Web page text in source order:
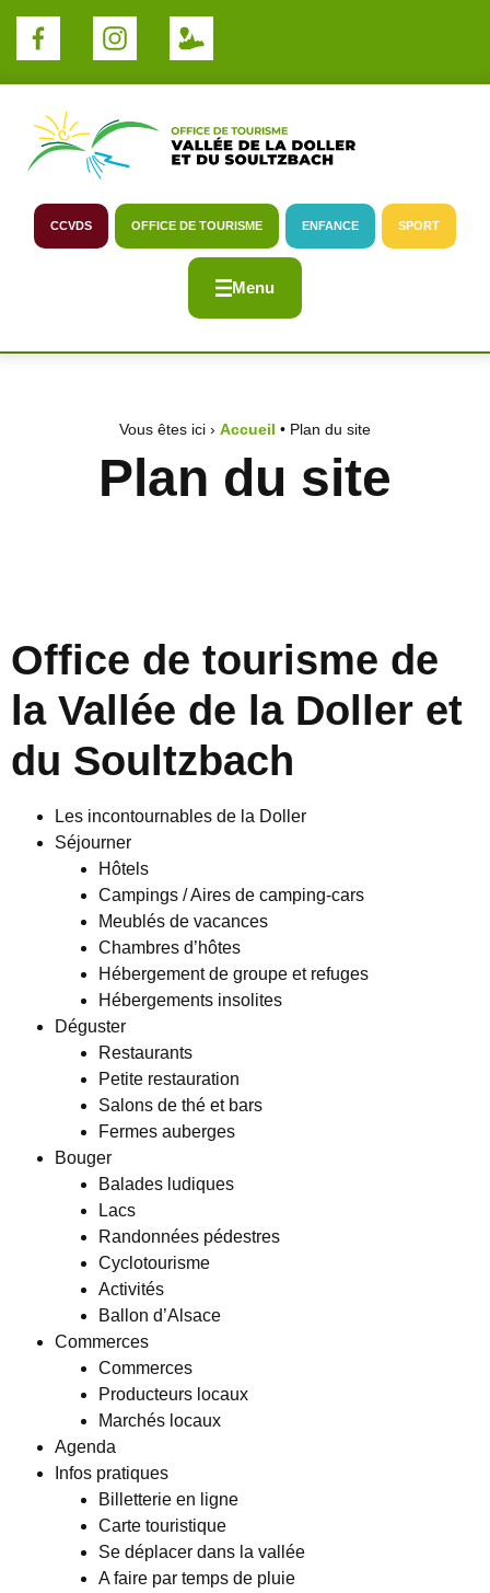
CCVDS OFFICE DE TOURISME ENFANCE SPORT
Menu
Vous êtes ici › Accueil • Plan du site
Plan du site
Office de tourisme de
la Vallée de la Doller et
du Soultzbach
Les incontournables de la Doller
Séjourner
Hôtels
Campings / Aires de camping-cars
Meublés de vacances
Chambres d’hôtes
Hébergement de groupe et refuges
Hébergements insolites
Déguster
Restaurants
Petite restauration
Salons de thé et bars
Fermes auberges
Bouger
Balades ludiques
Lacs
Randonnées pédestres
Cyclotourisme
Activités
Ballon d’Alsace
Commerces
Commerces
Producteurs locaux
Marchés locaux
Agenda
Infos pratiques
Billetterie en ligne
Carte touristique
Se déplacer dans la vallée
A faire par temps de pluie
Panneau de gestion des cookies